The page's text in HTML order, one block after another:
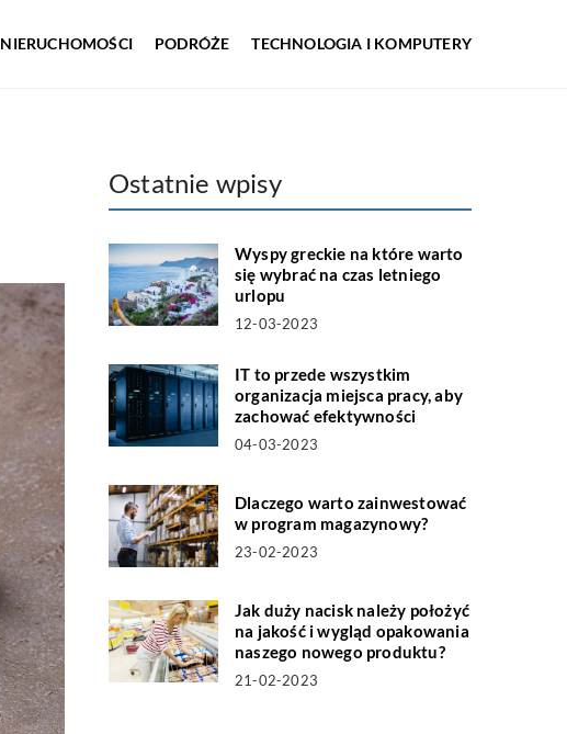
NIERUCHOMOŚCI PODRÓŻE TECHNOLOGIA I KOMPUTERY
Ostatnie wpisy
Wyspy greckie na które warto
się wybrać na czas letniego
urlopu
12-03-2023
IT to przede wszystkim
organizacja miejsca pracy, aby
zachować efektywności
04-03-2023
Dlaczego warto zainwestować
w program magazynowy?
23-02-2023
Jak duży nacisk należy położyć
na jakość i wygląd opakowania
naszego nowego produktu?
21-02-2023